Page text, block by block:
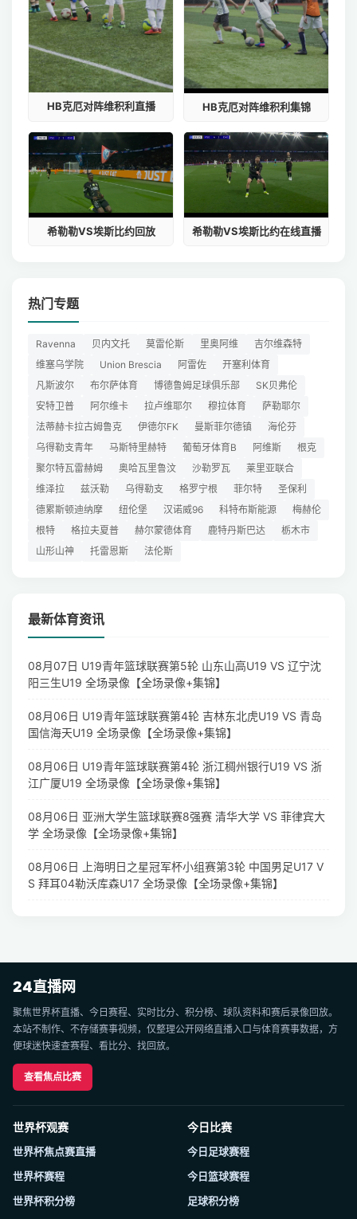
HB克厄对阵维积利直播 HB克厄对阵维积利集锦
希勒勒VS埃斯比约回放 希勒勒VS埃斯比约在线直播
热门专题
Ravenna 贝内文托 莫雷伦斯 里奥阿维
吉尔维森特
维塞乌学院
Union Brescia 阿雷佐
开塞利体育
凡斯波尔
布尔萨体育 博德鲁姆足球俱乐部
SK贝弗伦
安特卫普
阿尔维卡 拉卢维耶尔 穆拉体育
萨勒耶尔
法蒂赫卡拉古姆鲁克
伊德尔FK 曼斯菲尔德镇
海伦芬
乌得勒支青年
马斯特里赫特 葡萄牙体育B 阿维斯
根克
聚尔特瓦雷赫姆
奥哈瓦里鲁汶 沙勒罗瓦
莱里亚联合
维泽拉
兹沃勒 乌得勒支 格罗宁根 菲尔特
圣保利
德累斯顿迪纳摩
纽伦堡 汉诺威96 科特布斯能源
梅赫伦
根特
格拉夫夏普 赫尔蒙德体育 鹿特丹斯巴达
栃木市
山形山神
托雷恩斯 法伦斯
最新体育资讯
08月07日 U19青年篮球联赛第5轮 山东山高U19 VS 辽宁沈
阳三生U19 全场录像【全场录像+集锦】
08月06日 U19青年篮球联赛第4轮 吉林东北虎U19 VS 青岛
国信海天U19 全场录像【全场录像+集锦】
08月06日 U19青年篮球联赛第4轮 浙江稠州银行U19 VS 浙
江广厦U19 全场录像【全场录像+集锦】
08月06日 亚洲大学生篮球联赛8强赛 清华大学 VS 菲律宾大
学 全场录像【全场录像+集锦】
08月06日 上海明日之星冠军杯小组赛第3轮 中国男足U17 V
S 拜耳04勒沃库森U17 全场录像【全场录像+集锦】
24直播网
聚焦世界杯直播、今日赛程、实时比分、积分榜、球队资料和赛后录像回放。
本站不制作、不存储赛事视频，仅整理公开网络直播入口与体育赛事数据，方
便球迷快速查赛程、看比分、找回放。
查看焦点比赛
世界杯观赛
世界杯焦点赛直播
世界杯赛程
世界杯积分榜
今日比赛
今日足球赛程
今日篮球赛程
足球积分榜